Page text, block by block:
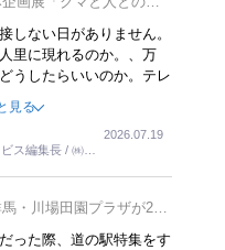
しない日がありません。
里に現れるのか。、万
うしたらいいのか。テレ
いえません。そんな中
ーですね。
見る
ス編集長 / ㈱ツ
2026.07.19
・川場田園プラザが2連
った際、道の駅特集をす